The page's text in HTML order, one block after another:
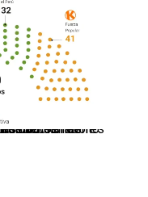
2026, tras el restablecimiento de la Bicameralidad.